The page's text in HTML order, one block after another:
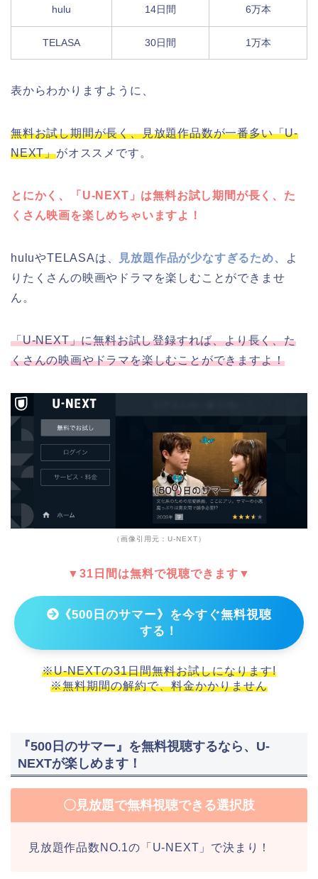
hulu 14日間 6万本
TELASA 30日間 1万本
表からわかりますように、
無料お試し期間が長く、見放題作品数が一番多い「U-
NEXT」がオススメです。
とにかく、「U-NEXT」は無料お試し期間が長く、た
くさん映画を楽しめちゃいますよ！
huluやTELASAは、 見放題作品が少なすぎるため、
よ
りたくさんの映画やドラマを楽しむことができませ
ん。
「U-NEXT」に無料お試し登録すれば、より長く、た
くさんの映画やドラマを楽しむことができますよ！
（画像引用元：U-NEXT）
▼31日間は無料で視聴できます▼
《500日のサマー》を今すぐ無料視聴
する！
※U-NEXTの31日間無料お試しになります!
※無料期間の解約で、料金かかりません
『500日のサマー』を無料視聴するなら、U-
NEXTが楽しめます！
〇見放題で無料視聴できる選択肢
見放題作品数NO.1の「U-NEXT」で決まり！